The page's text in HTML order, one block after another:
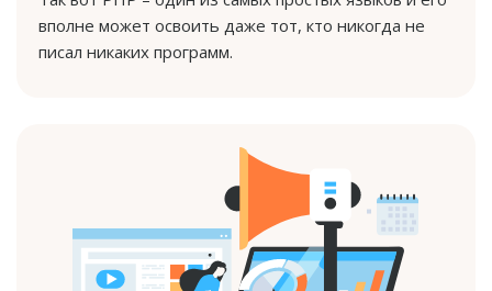
вполне может освоить даже тот, кто никогда не
писал никаких программ.